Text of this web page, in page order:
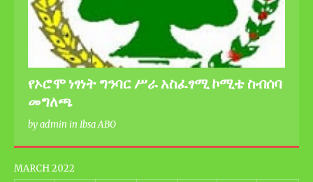
የኦሮሞ ነፃነት ግንባር ሥራ አስፈፃሚ ኮሚቴ ስብሰባ
መግለጫ
by admin in Ibsa ABO
MARCH 2022